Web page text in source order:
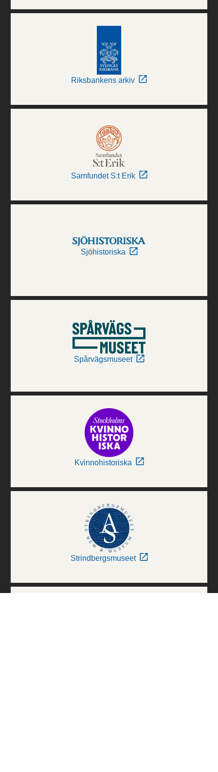
Riksbankens arkiv
Samfundet S:t Erik
Sjöhistoriska
Spårvägsmuseet
Kvinnohistoriska
Strindbergsmuseet